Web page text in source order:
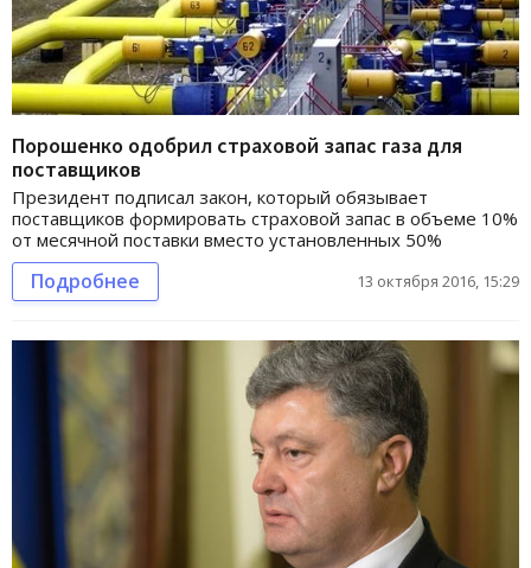
Порошенко одобрил страховой запас газа для
поставщиков
Президент подписал закон, который обязывает
поставщиков формировать страховой запас в объеме 10%
от месячной поставки вместо установленных 50%
Подробнее 13 октября 2016, 15:29